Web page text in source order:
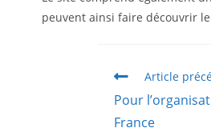
peuvent ainsi faire découvrir
Article
Pour
France